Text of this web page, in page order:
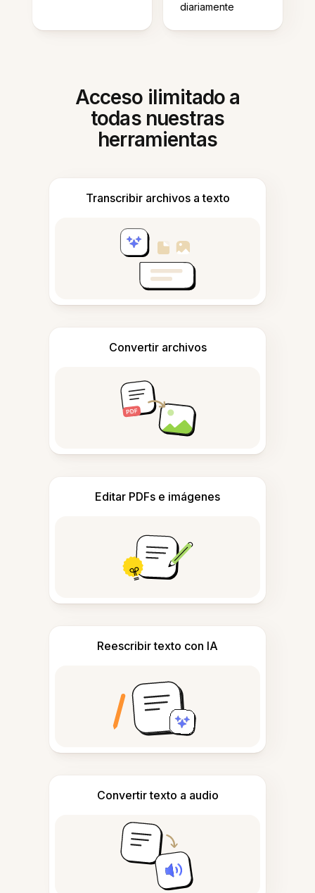
diariamente
Acceso ilimitado a
todas nuestras
herramientas
Transcribir archivos a texto
Convertir archivos
Editar PDFs e imágenes
Reescribir texto con IA
Convertir texto a audio